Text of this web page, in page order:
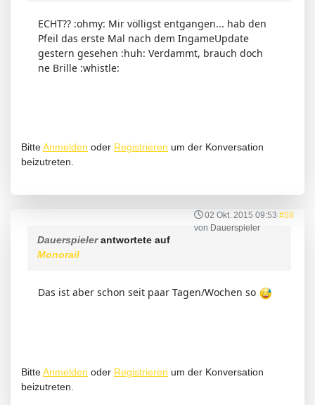
ECHT?? :ohmy: Mir völligst entgangen... hab den
Pfeil das erste Mal nach dem IngameUpdate
gestern gesehen :huh: Verdammt, brauch doch
ne Brille :whistle:
BitteAnmelden oder Registrieren um der Konversation
beizutreten.
02 Okt. 2015 09:53 #58
von Dauerspieler
Dauerspielerantwortete auf
Monorail
Das ist aber schon seit paar Tagen/Wochen so
BitteAnmelden oder Registrieren um der Konversation
beizutreten.